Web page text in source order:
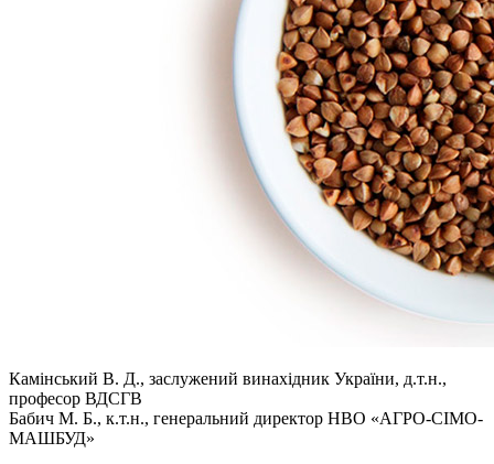
Камінський В. Д., заслужений винахідник України, д.т.н.,
професор ВДСГВ
Бабич М. Б., к.т.н., генеральний директор НВО «АГРО-СІМО-
МАШБУД»